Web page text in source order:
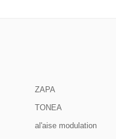
ZAPA
TONEA
al'aise modulation